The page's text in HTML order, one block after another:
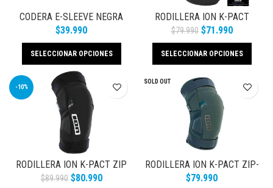
CODERA E-SLEEVE NEGRA
$39.990
SELECCIONAR OPCIONES
RODILLERA ION K-PACT
$79.990 $71.990
SELECCIONAR OPCIONES
-10%
RODILLERA ION K-PACT ZIP
$89.990 $80.990
SOLD OUT
RODILLERA ION K-PACT ZIP-
VERDE
$79.990